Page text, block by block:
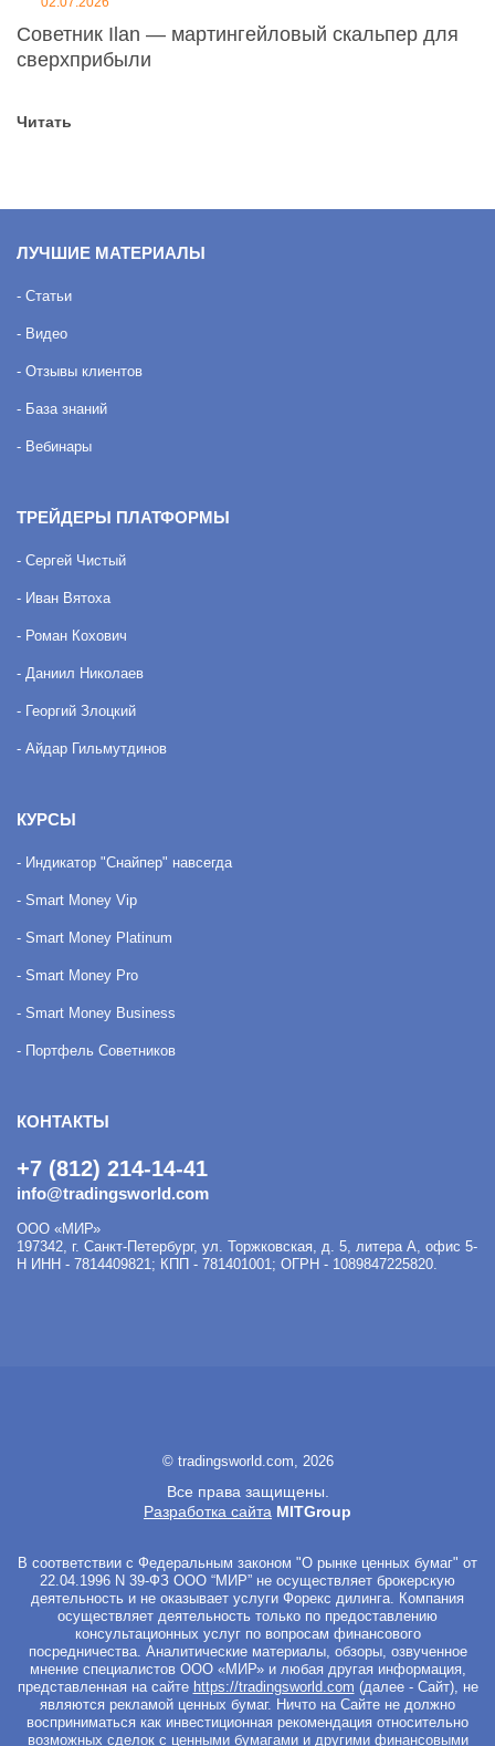
Советник Ilan — мартингейловый скальпер для
сверхприбыли
Читать
ЛУЧШИЕ МАТЕРИАЛЫ
- Статьи
- Видео
- Отзывы клиентов
- База знаний
- Вебинары
ТРЕЙДЕРЫ ПЛАТФОРМЫ
- Сергей Чистый
- Иван Вятоха
- Роман Кохович
- Даниил Николаев
- Георгий Злоцкий
- Айдар Гильмутдинов
КУРСЫ
- Индикатор "Снайпер" навсегда
- Smart Money Vip
- Smart Money Platinum
- Smart Money Pro
- Smart Money Business
- Портфель Советников
КОНТАКТЫ
+7 (812) 214-14-41
info@tradingsworld.com
ООО «МИР»
197342, г. Санкт-Петербург, ул. Торжковская, д. 5, литера А, офис 5-
Н ИНН - 7814409821; КПП - 781401001; ОГРН - 1089847225820.
© tradingsworld.com, 2026
Все права защищены.
Разработка сайта MITGroup
В соответствии с Федеральным законом "О рынке ценных бумаг" от
22.04.1996 N 39-ФЗ ООО “МИР” не осуществляет брокерскую
деятельность и не оказывает услуги Форекс дилинга. Компания
осуществляет деятельность только по предоставлению
консультационных услуг по вопросам финансового
посредничества. Аналитические материалы, обзоры, озвученное
мнение специалистов ООО «МИР» и любая другая информация,
представленная на сайте https://tradingsworld.com (далее - Сайт), не
являются рекламой ценных бумаг. Ничто на Сайте не должно
восприниматься как инвестиционная рекомендация относительно
возможных сделок с ценными бумагами и другими финансовыми